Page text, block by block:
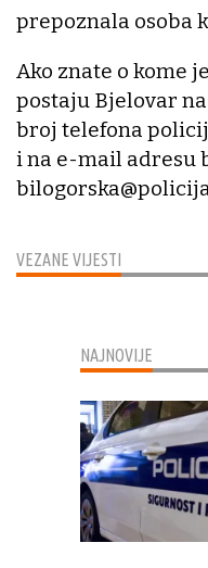
VEZANE VIJESTI
prepoznala osoba
Ako znate o kome
postaju Bjelovar
broj telefona
i na e-mail adresu
NAJNOVIJE